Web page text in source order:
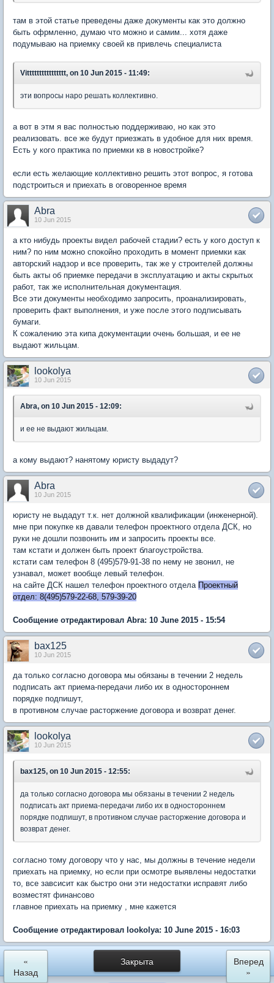
там в этой статье преведены даже документы как это должно
быть офрмленно, думаю что можно и самим... хотя даже
подумываю на приемку своей кв привлечь специалиста
Vitttttttttttttttt, on 10 Jun 2015 - 11:49:
эти вопросы наро решать коллективно.
а вот в этм я вас полностью поддерживаю, но как это
реализовать. все же будут приезжать в удобное для них время.
Есть у кого практика по приемки кв в новостройке?
если есть желающие коллективно решить этот вопрос, я готова
подстроиться и приехать в оговоренное время
Abra
10 Jun 2015
а кто нибудь проекты видел рабочей стадии? есть у кого доступ к
ним? по ним можно спокойно проходить в момент приемки как
авторский надзор и все проверить, так же у строителей должны
быть акты об приемке передачи в эксплуатацию и акты скрытых
работ, так же исполнительная документация.
Все эти документы необходимо запросить, проанализировать,
проверить факт выполнения, и уже после этого подписывать
бумаги.
К сожалению эта кипа документации очень большая, и ее не
выдают жильцам.
lookolya
10 Jun 2015
Abra, on 10 Jun 2015 - 12:09:
и ее не выдают жильцам.
а кому выдают? нанятому юристу выдадут?
Abra
10 Jun 2015
юристу не выдадут т.к. нет должной квалификации (инженерной).
мне при покупке кв давали телефон проектного отдела ДСК, но
руки не дошли позвонить им и запросить проекты все.
там кстати и должен быть проект благоустройства.
кстати сам телефон 8 (495)579-91-38 по нему не звонил, не
узнавал, может вообще левый телефон.
на сайте ДСК нашел телефон проектного отдела Проектный
отдел: 8(495)579-22-68, 579-39-20
Сообщение отредактировал Abra: 10 June 2015 - 15:54
bax125
10 Jun 2015
да только согласно договора мы обязаны в течении 2 недель
подписать акт приема-передачи либо их в одностороннем
порядке подпишут,
в противном случае расторжение договора и возврат денег.
lookolya
10 Jun 2015
bax125, on 10 Jun 2015 - 12:55:
да только согласно договора мы обязаны в течении 2 недель
подписать акт приема-передачи либо их в одностороннем
порядке подпишут, в противном случае расторжение договора и
возврат денег.
согласно тому договору что у нас, мы должны в течение недели
приехать на приемку, но если при осмотре выявлены недостатки
то, все завсисит как быстро они эти недостатки исправят либо
возместят финансово
главное приехать на приемку , мне кажется
Сообщение отредактировал lookolya: 10 June 2015 - 16:03
Закрыта
«
Назад
Вперед
»